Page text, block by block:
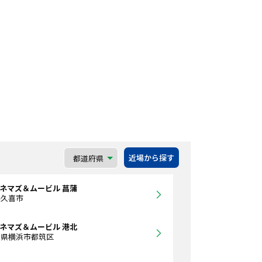
近場から探す
マズ＆ムービル 菖蒲
喜市
マズ＆ムービル 港北
横浜市都筑区